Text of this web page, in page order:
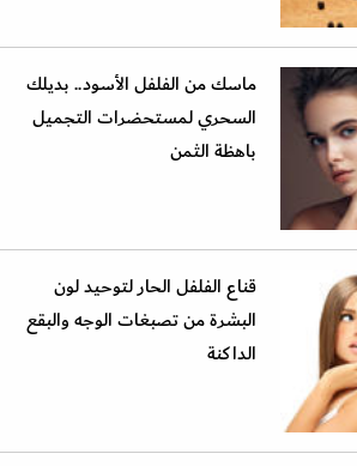
ماسك من الفلفل الأسود.. بديلك
السحري لمستحضرات التجميل
باهظة الثمن
قناع الفلفل الحار لتوحيد لون
البشرة من تصبغات الوجه والبقع
الداكنة